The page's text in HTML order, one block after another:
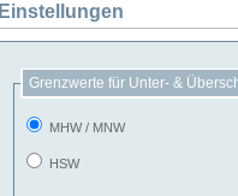
Einstellungen
Grenzwerte für Unter- &
MHW / MNW
HSW